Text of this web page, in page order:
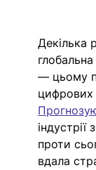
Декілька
— цьому
цифрових
проти
вдала